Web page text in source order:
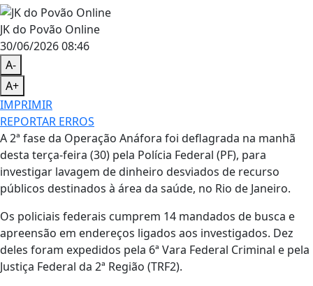
JK do Povão Online
30/06/2026 08:46
A-
A+
IMPRIMIR
REPORTAR ERROS
A 2ª fase da Operação Anáfora foi deflagrada na manhã
desta terça-feira (30) pela Polícia Federal (PF), para
investigar lavagem de dinheiro desviados de recurso
públicos destinados à área da saúde, no Rio de Janeiro.
Os policiais federais cumprem 14 mandados de busca e
apreensão em endereços ligados aos investigados. Dez
deles foram expedidos pela 6ª Vara Federal Criminal e pela
Justiça Federal da 2ª Região (TRF2).